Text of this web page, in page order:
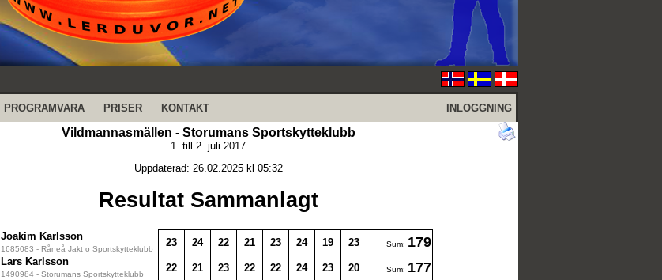
PROGRAMVARA PRISER KONTAKT INLOGGNING
Vildmannasmällen - Storumans Sportskytteklubb
1. till 2. juli 2017
Uppdaterad: 26.02.2025 kl 05:32
Resultat Sammanlagt
Joakim Karlsson
1685083 - Råneå Jakt o Sportskytteklubb
23 24 22 21 23 24 19 23 Sum: 179
Lars Karlsson
1490984 - Storumans Sportskytteklubb
22 21 23 22 22 24 23 20 Sum: 177